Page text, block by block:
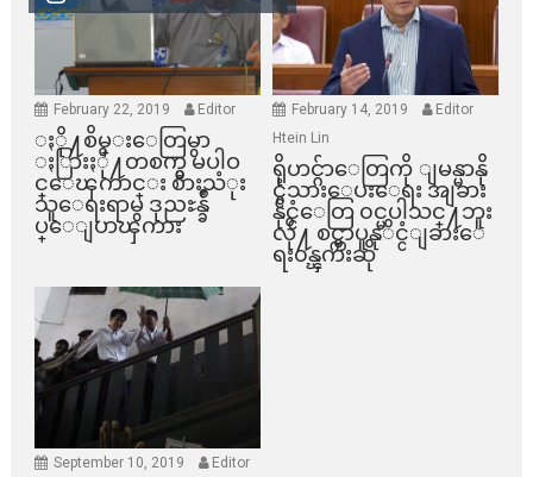
February 22, 2019 Editor
ႏို႔စိမ္းေတြမွာ
ႏြားႏို႔တစက္မွ မပါဝ
င္ေၾကာင္း စားသံုး
သူေရးရာမွ ဒုညႊန္ခ်ဳ
ပ္ေျပာၾကား
February 14, 2019
Editor
Htein Lin
ရိုဟင္ဂ်ာေတြကို ျမန္မာနို
င္ငံသားေပးေရး အျခား
နိုင္ငံေတြ ၀င္မပါသင္႔ဘူး
လို႔ စင္ကာပူနုိင္ငံျခားေ
ရး၀န္ၾကီးဆို
September 10, 2019 Editor